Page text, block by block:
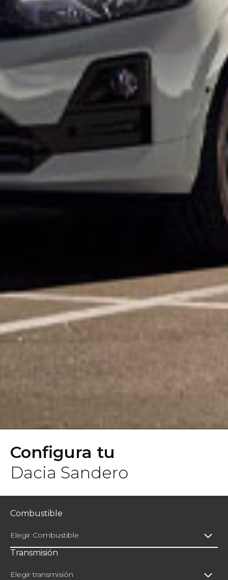
Configura tu
Dacia Sandero
Combustible
Elegir Combustible
Transmisión
Elegir transmisión